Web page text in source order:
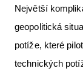
Největší
geopolitická
potíže, které
technických